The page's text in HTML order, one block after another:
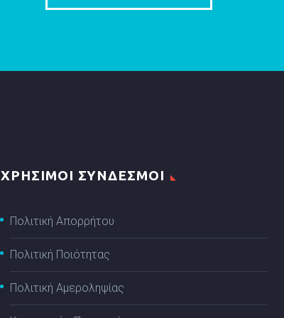
ΧΡΗΣΙΜΟΙ ΣΥΝΔΕΣΜΟΙ
Πολιτική Απορρήτου
Πολιτική Ποιότητας
Πολιτική Αμεροληψίας